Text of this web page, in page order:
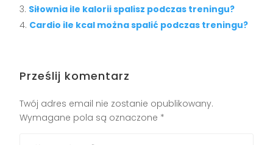
Siłownia ile kalorii spalisz podczas treningu?
Cardio ile kcal można spalić podczas treningu?
Prześlij komentarz
Twój adres email nie zostanie opublikowany.
Wymagane pola są oznaczone *